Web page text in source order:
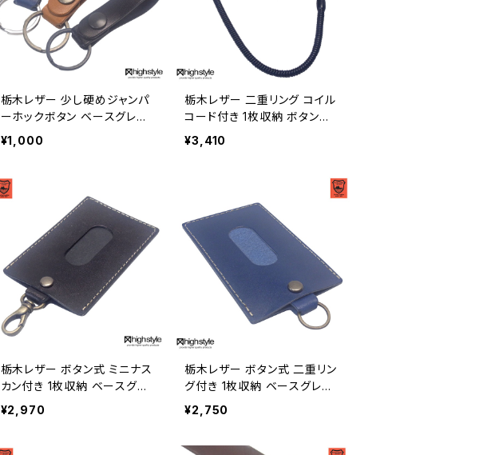
栃木レザー 少し硬めジャンパ
ーホックボタン ベースグレー
ドタイプ ベルトループキーホ
ルダー hs-yam-200
¥1,000
栃木レザー 二重リング コイル
コード付き 1枚収納 ボタン式
パスケース 通勤 通学 カード
収納 hs-kit-1928
¥3,410
栃木レザー ボタン式 ミニナス
カン付き 1枚収納 ベースグレ
ード パスケース hs-kit-1921
¥2,970
栃木レザー ボタン式 二重リン
グ付き 1枚収納 ベースグレー
ド パスケース hs-kit-1920
¥2,750